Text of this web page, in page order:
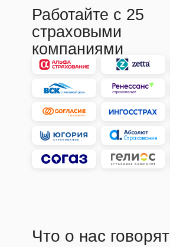
Работайте с 25
страховыми
компаниями
Что о нас говорят